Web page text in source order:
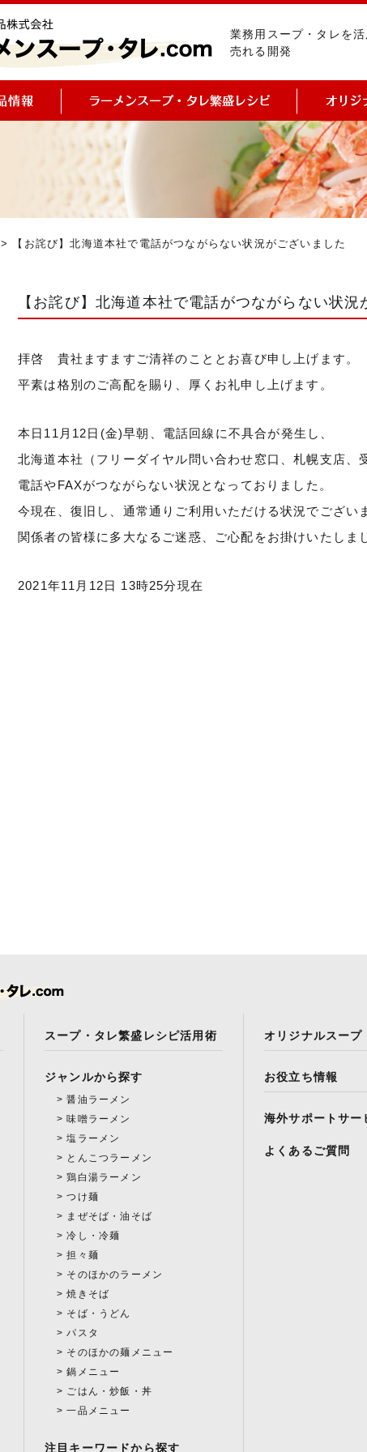
業務用スープ・タレを
売れる開発
> 【お詫び】北海道本社で電話がつながらない状況がございました
【お詫び】北海道本社で電話がつながらない状況
拝啓 貴社ますますご清祥のこととお喜び申し上げます。
平素は格別のご高配を賜り、厚くお礼申し上げます。
本日11月12日(金)早朝、電話回線に不具合が発生し、
北海道本社（フリーダイヤル問い合わせ窓口、札幌支店、
電話やFAXがつながらない状況となっておりました。
今現在、復旧し、通常通りご利用いただける状況でござい
関係者の皆様に多大なるご迷惑、ご心配をお掛けいたしま
2021年11月12日 13時25分現在
スープ・タレ繁盛レシピ活用術
ジャンルから探す
醤油ラーメン
味噌ラーメン
塩ラーメン
とんこつラーメン
鶏白湯ラーメン
つけ麺
まぜそば・油そば
冷し・冷麺
担々麺
そのほかのラーメン
焼きそば
そば・うどん
パスタ
そのほかの麺メニュー
鍋メニュー
ごはん・炒飯・丼
一品メニュー
注目キーワードから探す
オリジナルスープ
お役立ち情報
海外サポートサー
よくあるご質問